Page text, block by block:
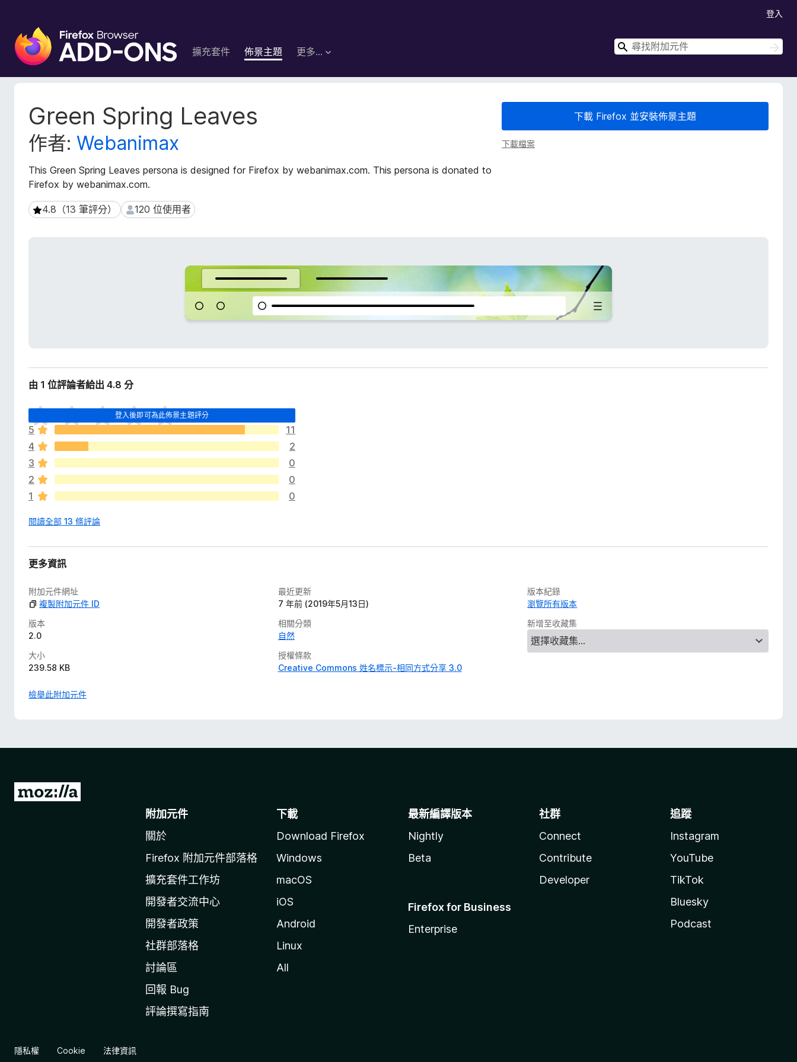
F
i
e
擴充套件 佈景主題 更多…
登入
搜
搜
尋
Green Spring Leaves
作者: Webanimax
This Green Spring Leaves persona is designed for Firefox by webanimax.com. This persona is donated to
Firefox by webanimax.com.
4.8（13 筆評分）
4.8（13 筆評分） 120 位使用者
120 位使用者
下載 Firefox 並安裝佈景主題
下載檔案
擴
充
套
件
設
資
由 1 位評論者給出 4.8 分
登入後即可為此佈景主題評分
目
前
沒
有
評
分
5
11
4
2
3
0
2
0
1
0
閱讀全部 13 條評論
更多資訊
附加元件網址
複製附加元件 ID
版本
2.0
大小
239.58 KB
最近更新
7 年前 (2019年5月13日)
相關分類
自然
授權條款
Creative Commons 姓名標示-相同方式分享 3.0
版本紀錄
瀏覽所有版本
新增至收藏集
檢舉此附加元件
前
附加元件
關於
Firefox 附加元件部落格
擴充套件工作坊
開發者交流中心
開發者政策
社群部落格
討論區
回報 Bug
評論撰寫指南
下載
Download Firefox
Windows
macOS
iOS
Android
Linux
All
最新編譯版本
Nightly
Beta
Firefox for Business
Enterprise
社群
Connect
Contribute
Developer
追蹤
Instagram
YouTube
TikTok
Bluesky
Podcast
隱私權 Cookie 法律資訊